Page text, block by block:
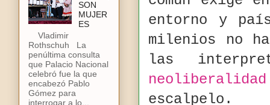
entorno y
milenios no
las
neoliberalidad
escalpelo.
SON
MUJER
ES
Vladimir
Rothschuh La
penúltima consulta
que Palacio Nacional
celebró fue la que
encabezó Pablo
Gómez para
interrogar a lo...